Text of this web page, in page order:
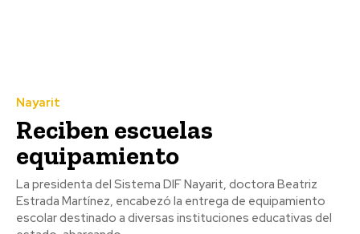
Nayarit
Reciben escuelas
equipamiento
La presidenta del Sistema DIF Nayarit, doctora Beatriz
Estrada Martínez, encabezó la entrega de equipamiento
escolar destinado a diversas instituciones educativas del